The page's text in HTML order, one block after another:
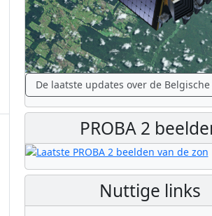
De laatste updates over de
PROBA 2
Nuttige links